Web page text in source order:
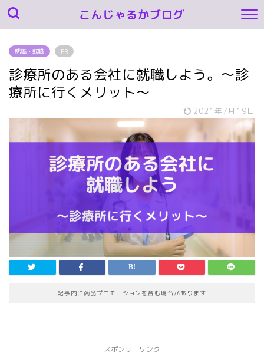
こんじゃるかブログ
就職・転職 PR
診療所のある会社に就職しよう。～診
療所に行くメリット～
2021年7月19日
記事内に商品プロモーションを含む場合があります
スポンサーリンク